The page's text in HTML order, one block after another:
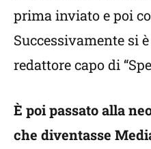
prima inviato e poi
Successivamente si
redattore capo di
È poi passato alla
che diventasse